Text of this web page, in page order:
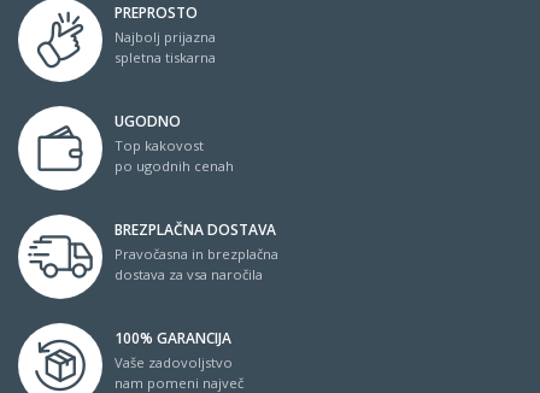
PREPROSTO
Najbolj prijazna
spletna tiskarna
UGODNO
Top kakovost
po ugodnih cenah
BREZPLAČNA DOSTAVA
Pravočasna in brezplačna
dostava za vsa naročila
100% GARANCIJA
Vaše zadovoljstvo
nam pomeni največ